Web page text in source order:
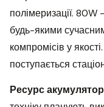
полімеризації.
будь-якими
компромісів у
поступається
Ресурс